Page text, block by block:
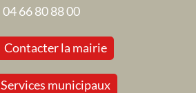
04 66 80 88 00
Contacter la mairie
Services municipaux